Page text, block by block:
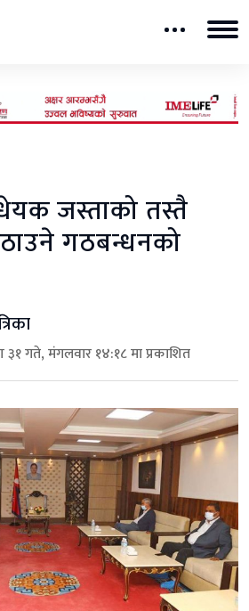
जस्ताको तस्तै
गठबन्धनको
३१ गते, मंगलवार १४:१८ मा प्रकाशित